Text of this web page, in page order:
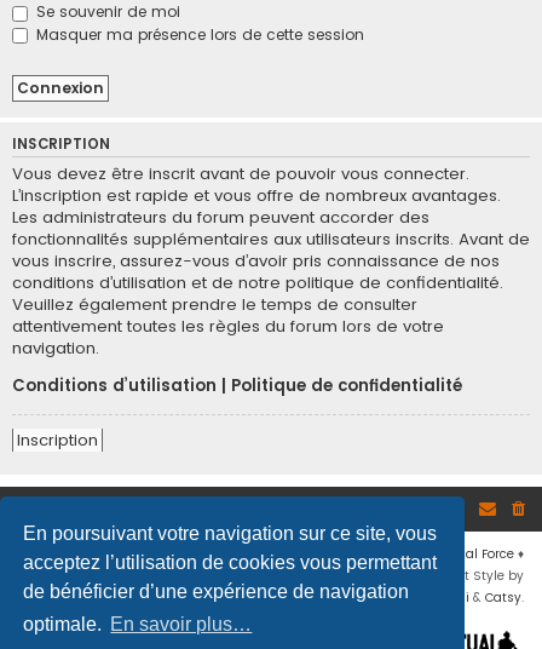
En poursuivant votre navigation sur ce site, vous
acceptez l’utilisation de cookies vous permettant
de bénéficier d’une expérience de navigation
optimale. En savoir plus…
Se souvenir de moi
Masquer ma présence lors de cette session
INSCRIPTION
Vous devez être inscrit avant de pouvoir vous connecter.
L’inscription est rapide et vous offre de nombreux avantages.
Les administrateurs du forum peuvent accorder des
fonctionnalités supplémentaires aux utilisateurs inscrits. Avant de
vous inscrire, assurez-vous d’avoir pris connaissance de nos
conditions d’utilisation et de notre politique de confidentialité.
Veuillez également prendre le temps de consulter
attentivement toutes les règles du forum lors de votre
navigation.
Conditions d’utilisation
Politique de confidentialité
Inscription
Développé par phpBB ® Forum Software © phpBB Limited ♦ © 2019 Virtual Force ♦
Communauté Steam
Confidentialité
Flat Style by
Ian Bradley♦ Adapté par Mogwaii & Catsy.